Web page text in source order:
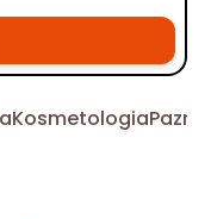
Kosmetologia